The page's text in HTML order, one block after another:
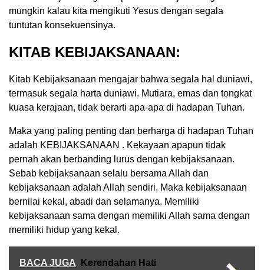
mungkin kalau kita mengikuti Yesus dengan segala
tuntutan konsekuensinya.
KITAB KEBIJAKSANAAN:
Kitab Kebijaksanaan mengajar bahwa segala hal duniawi,
termasuk segala harta duniawi. Mutiara, emas dan tongkat
kuasa kerajaan, tidak berarti apa-apa di hadapan Tuhan.
Maka yang paling penting dan berharga di hadapan Tuhan
adalah KEBIJAKSANAAN . Kekayaan apapun tidak
pernah akan berbanding lurus dengan kebijaksanaan.
Sebab kebijaksanaan selalu bersama Allah dan
kebijaksanaan adalah Allah sendiri. Maka kebijaksanaan
bernilai kekal, abadi dan selamanya. Memiliki
kebijaksanaan sama dengan memiliki Allah sama dengan
memiliki hidup yang kekal.
BACA JUGA
Kerendahan Hati